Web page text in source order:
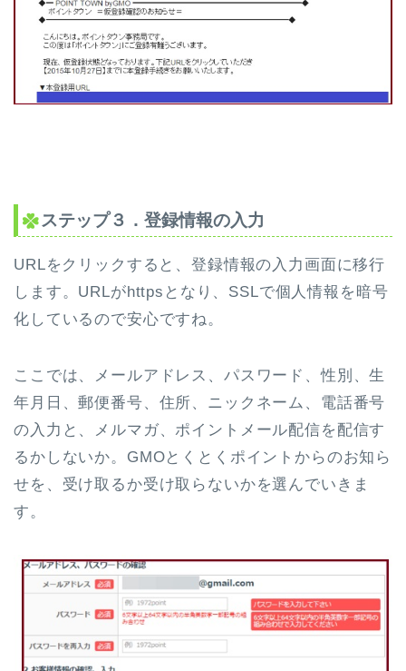
ステップ３．登録情報の入力
URLをクリックすると、登録情報の入力画面に移行
します。URLがhttps となり、SSLで個人情報を暗号
化しているので安心ですね。
ここでは、メールアドレス、パスワード、性別、生
年月日、郵便番号、住所、ニックネーム、電話番号
の入力と、メルマガ、ポイントメール配信を配信す
るかしないか。GMOとくとくポイントからのお知ら
せを、受け取るか受け取らないかを選んでいきま
す。